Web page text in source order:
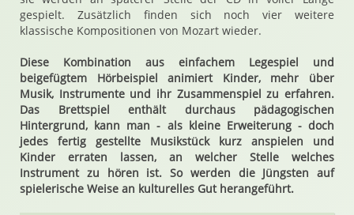
gespielt. Zusätzlich finden sich noch vier weitere
klassische Kompositionen von Mozart wieder.
Diese Kombination aus einfachem Legespiel und
beigefügtem Hörbeispiel animiert Kinder, mehr über
Musik, Instrumente und ihr Zusammenspiel zu erfahren.
Das Brettspiel enthält durchaus pädagogischen
Hintergrund, kann man - als kleine Erweiterung - doch
jedes fertig gestellte Musikstück kurz anspielen und
Kinder erraten lassen, an welcher Stelle welches
Instrument zu hören ist. So werden die Jüngsten auf
spielerische Weise an kulturelles Gut herangeführt.